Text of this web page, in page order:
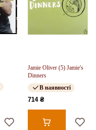
Jamie Oliver (5) Jamie's
Dinners
В наявності
714 ₴